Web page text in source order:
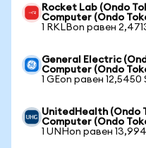
Rocket Lab (Ondo
Computer (Ondo
1 RKLBon равен
General Electric
Computer (Ondo
1 GEon равен 12,5450
UnitedHealth (Ondo
Computer (Ondo
1 UNHon равен